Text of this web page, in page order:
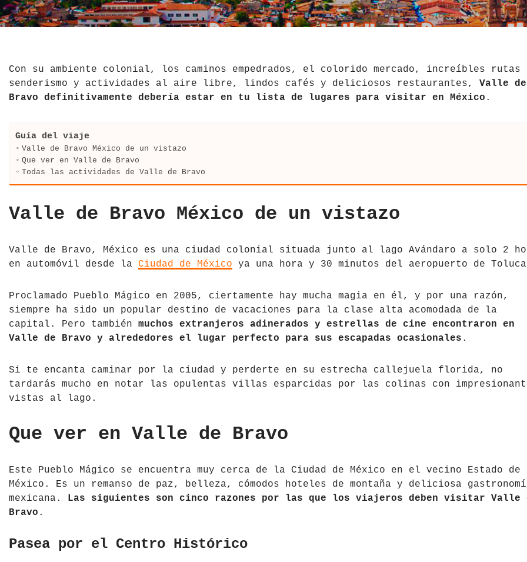
El Salvador
Hawái
México
Paraguay
Perú
Jordania
La India
Madagascar
Maldivas
Mongolia
Tailandia
Vietnam
Croacia
Escocia
Eslovenia
Finlandia
Francia
Inglaterra
Islandia
Italia
Liechtenstein
Noruega
País de Gales
Portugal
República Checa
Con su ambiente colonial, los caminos empedrados, el colorido mercado, increíbles rutas
senderismo y actividades al aire libre, lindos cafés y deliciosos restaurantes, Valle de
Bravo definitivamente debería estar en tu lista de lugares para visitar en México .
Guía del viaje
Valle de Bravo México de un vistazo
Que ver en Valle de Bravo
Todas las actividades de Valle de Bravo
Valle de Bravo México de un vistazo
Valle de Bravo, México es una ciudad colonial situada junto al lago Avándaro a solo 2
en automóvil desde la Ciudad de México ya una hora y 30 minutos del aeropuerto de
Proclamado Pueblo Mágico en 2005, ciertamente hay mucha magia en él, y por una razón,
siempre ha sido un popular destino de vacaciones para la clase alta acomodada de la
capital. Pero también muchos extranjeros adinerados y estrellas de cine encontraron en
Valle de Bravo y alrededores el lugar perfecto para sus escapadas ocasionales .
Si te encanta caminar por la ciudad y perderte en su estrecha callejuela florida, no
tardarás mucho en notar las opulentas villas esparcidas por las colinas con
vistas al lago.
Que ver en Valle de Bravo
Este Pueblo Mágico se encuentra muy cerca de la Ciudad de México en el vecino Estado de
México. Es un remanso de paz, belleza, cómodos hoteles de montaña y deliciosa
mexicana. Las siguientes son cinco razones por las que los viajeros deben visitar Valle
Bravo .
Pasea por el Centro Histórico